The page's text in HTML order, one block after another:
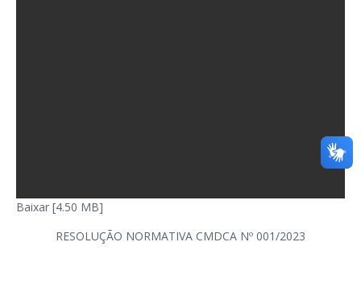
Baixar [4.50 MB]
RESOLUÇÃO NORMATIVA CMDCA Nº 001/2023